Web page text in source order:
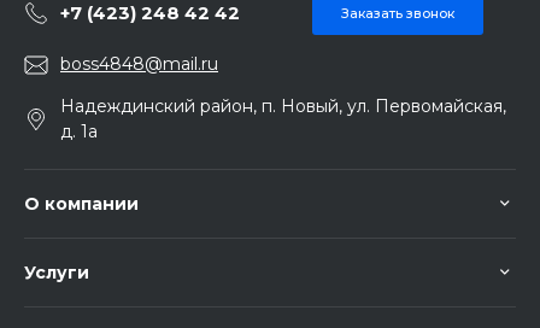
+7 (423) 248 42 42 Заказать звонок
boss4848@mail.ru
Надеждинский район, п. Новый, ул. Первомайская,
д. 1а
О компании
Услуги